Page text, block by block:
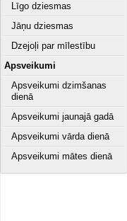
Līgo dziesmas
Jāņu dziesmas
Dzejoļi par mīlestību
Apsveikumi
Apsveikumi dzimšanas
dienā
Apsveikumi jaunajā gadā
Apsveikumi vārda dienā
Apsveikumi mātes dienā